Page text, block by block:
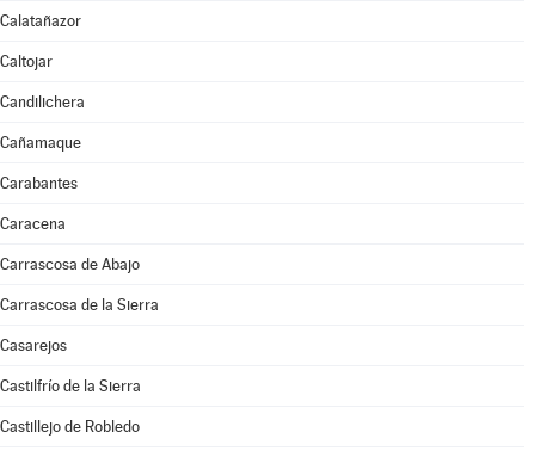
Calatañazor
Caltojar
Candilichera
Cañamaque
Carabantes
Caracena
Carrascosa de Abajo
Carrascosa de la Sierra
Casarejos
Castilfrío de la Sierra
Castillejo de Robledo